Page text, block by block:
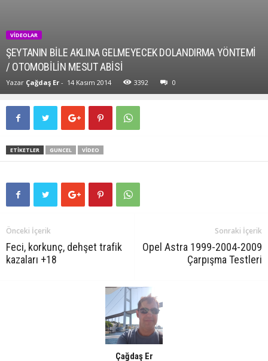
VIDEOLAR
ŞEYTANIN BILE AKLINA GELMEYECEK DOLANDIRMA YÖNTEMI
/ OTOMOBILIN MESUT ABISI
Yazar Çağdaş Er - 14 Kasım 2014 3392 0
ETIKETLER GUNCEL VIDEO
Önceki İçerik
Feci, korkunç, dehşet trafik
kazaları +18
Sonraki İçerik
Opel Astra 1999-2004-2009
Çarpışma Testleri
Çağdaş Er